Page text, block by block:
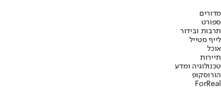
מדורים
ספורט
תרבות ובידור
לייף סטייל
אוכל
תיירות
טכנולוגיה ומדע
הורוסקופ
ForReal